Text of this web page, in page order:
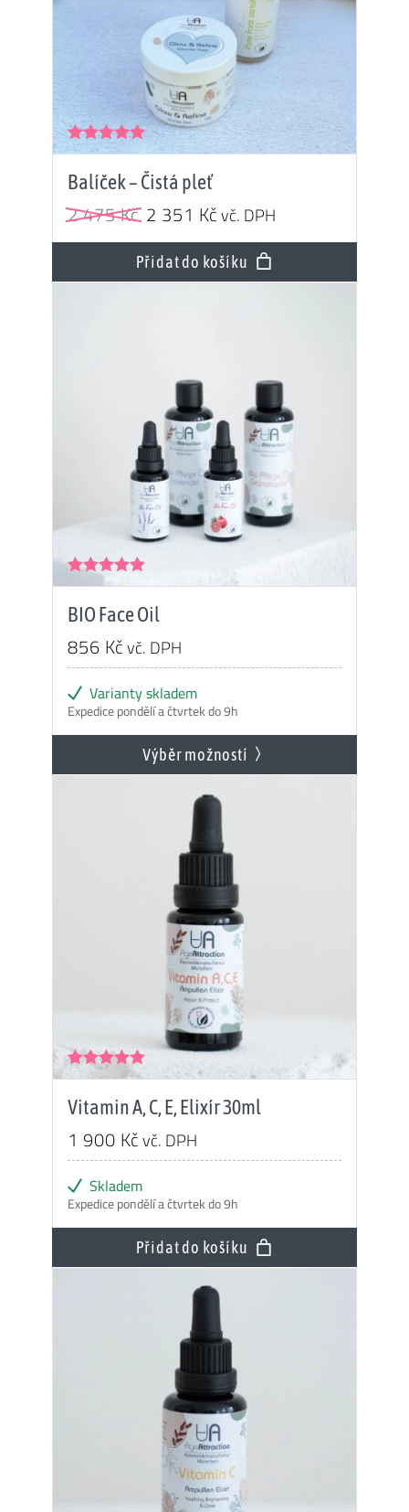
Hodnocení
Balíček – Čistá pleť
2 475Kč Původní
cena
byla:
2
2 351 KčAktuální
cena
je:
2
vč. DPH
Přidat do košíku
Hodnocení
BIO Face Oil
856Kčvč. DPH
Varianty skladem
Expedice pondělí a čtvrtek do 9h
Výběr možností
Hodnocení
Vitamin A, C, E, Elixír 30ml
1 900Kčvč. DPH
Skladem
Expedice pondělí a čtvrtek do 9h
Přidat do košíku